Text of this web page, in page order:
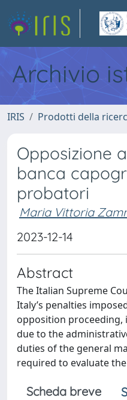
Archivio
IRIS Prodotti della
Opposizione
banca
probatori
Maria Vittoria
2023-12-14
Abstract
The Italian Supreme
Italy’s penalties
opposition proceeding,
due to the
duties of the general
required to evaluate
Scheda breve